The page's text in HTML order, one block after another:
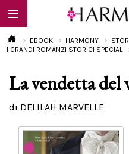
EBOOK
EBOOK HARMONY
I GRANDI ROMANZI STORICI SPECIAL
La vendetta del
di DELILAH MARVELLE